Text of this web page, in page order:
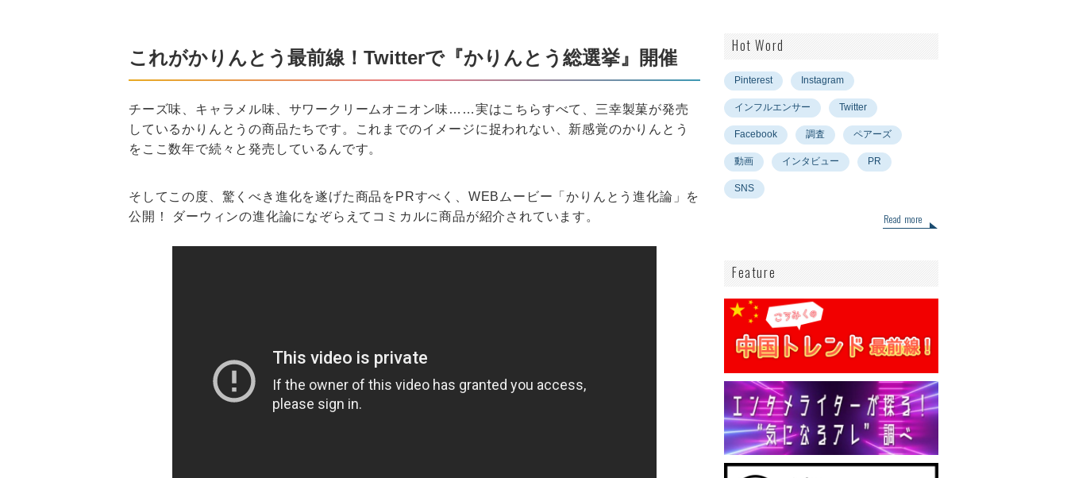
これがかりんとう最前線！Twitterで『かりんとう総選挙』開催
チーズ味、キャラメル味、サワークリームオニオン味……実はこちらすべて、三幸製菓が発売
しているかりんとうの商品たちです。これまでのイメージに捉われない、新感覚のかりんとう
をここ数年で続々と発売しているんです。
そしてこの度、驚くべき進化を遂げた商品をPRすべく、WEBムービー「かりんとう進化論」を
公開！ ダーウィンの進化論になぞらえてコミカルに商品が紹介されています。
Hot Word
Pinterest Instagram
インフルエンサー Twitter
Facebook 調査 ペアーズ
動画 インタビュー PR
SNS
Read more
Feature